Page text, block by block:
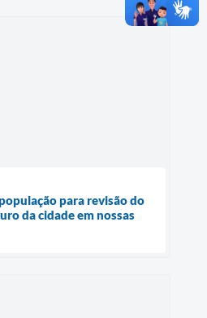
para revisão do
da cidade em nossas